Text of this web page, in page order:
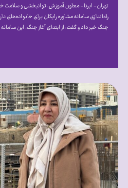
تهران- ایرنا- معاون آموزش، توانبخشی و سلامت
راه‌اندازی سامانه مشاوره رایگان برای خانواده‌های
جنگ خبر داد و گفت: از ابتدای آغاز جنگ، این سامانه با شماره